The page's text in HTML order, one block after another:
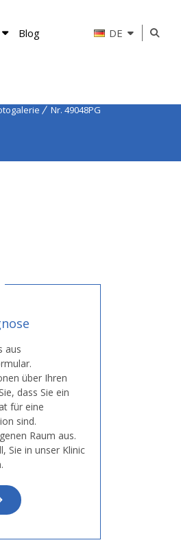
Blog DE
Nr. 49048PG
aus
über Ihren
dass Sie ein
für eine
sind.
Raum aus.
Sie in unser Klinic